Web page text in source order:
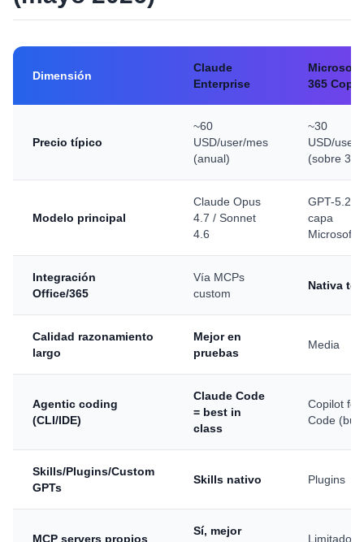
Dimensión
Claude
Enterprise
Microsoft
365
Precio típico
~60
USD/user/mes
(anual)
~30
USD/user/
(sobre
Modelo principal
Claude Opus
4.7 / Sonnet
4.6
GPT-5.2 +
capa
Microsoft
Integración
Office/365
Vía MCPs
custom
Nativa
Calidad razonamiento
largo
Mejor en
pruebas
Media
Agentic coding
(CLI/IDE)
Claude Code
= best in
class
Copilot for
Code
Skills/Plugins/Custom
GPTs
Skills nativo Plugins
MCP servers propios
Sí, mejor
Limitado